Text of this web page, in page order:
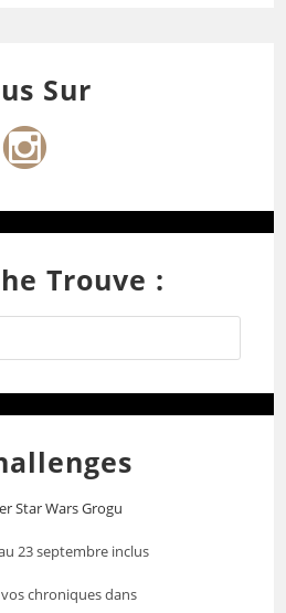
Sur
Trouve :
Star Wars Grogu
23 septembre inclus
chroniques dans